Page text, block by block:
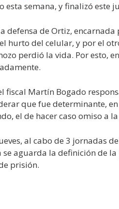
esta semana, y finalizó este
defensa de Ortiz,
hurto del celular, y por el
perdió la vida. Por esto,
fiscal Martín Bogado
que fue determinante,
el de hacer caso omiso a
al cabo de 3 jornadas
se aguarda la definición de
prisión.